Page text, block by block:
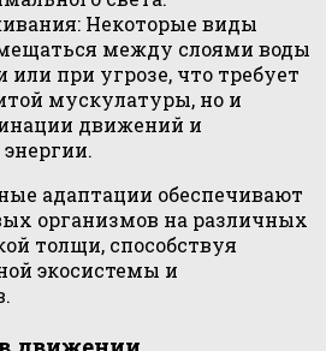
Некоторые виды
между слоями воды
при угрозе, что требует
мускулатуры, но и
движений и
адаптации обеспечивают
организмов на различных
толщи, способствуя
экосистемы и